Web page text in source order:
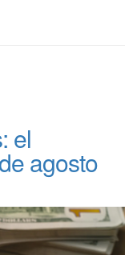
el
agosto